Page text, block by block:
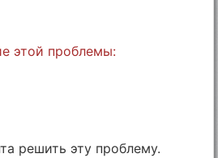
этой проблемы:
решить эту проблему.